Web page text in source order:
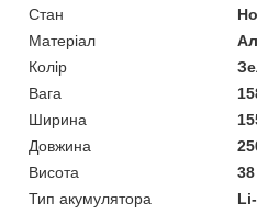
Стан
Матеріал
Колір
Вага
Ширина
Довжина
Висота
Тип акумулятора